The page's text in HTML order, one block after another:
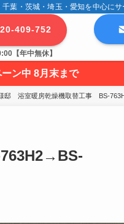
・茨城・埼玉・愛知を中心
409-752
【年中無休】
ーン中 8月末まで
邸　浴室暖房乾燥機取替工事　BS-